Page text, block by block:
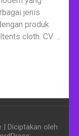
jenis
produk
cloth. CV …
| Diciptakan oleh